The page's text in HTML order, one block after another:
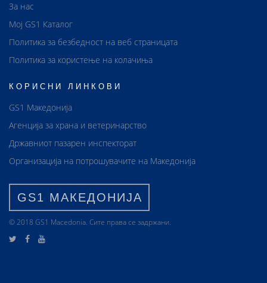
За нас
Мој GS1 Каталог
Политика за безбедност на веб страницата
Политика за користење на колачиња
КОРИСНИ ЛИНКОВИ
GS1 Македонија
Агенција за храна и ветеринарство
Државниот пазарен инспекторат
Организација на потрошувачите на Македонија
GS1 МАКЕДОНИЈА
© 2018 GS1 Маcedonia. Сите права се задржани.